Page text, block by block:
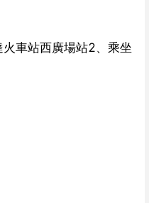
車站西廣場站2、乘坐